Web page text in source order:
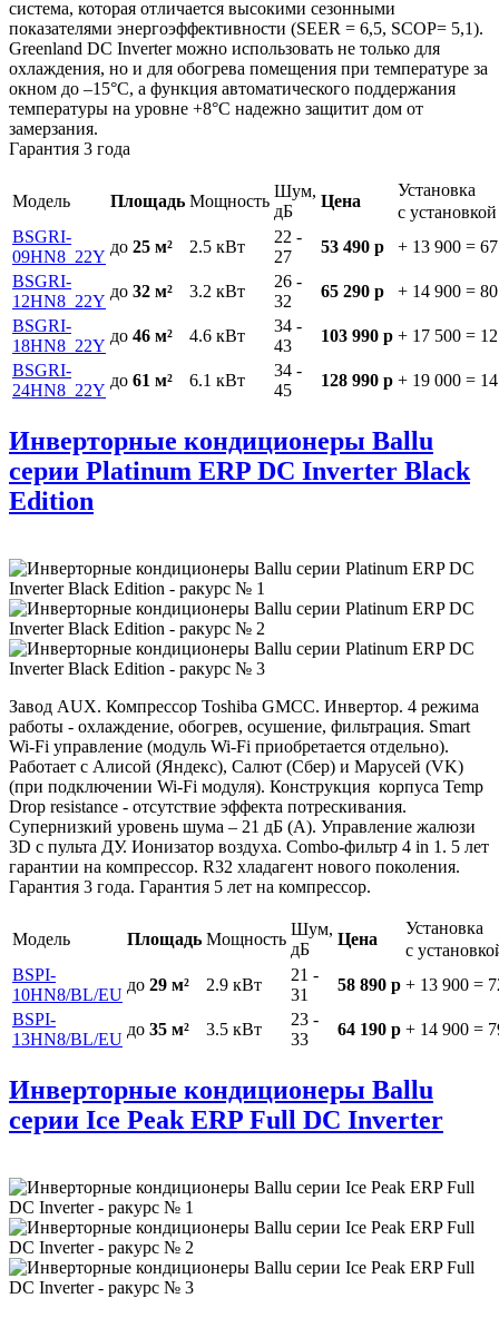
система, которая отличается высокими сезонными
показателями энергоэффективности (SEER = 6,5, SCOP= 5,1).
Greenland DС Inverter можно использовать не только для
охлаждения, но и для обогрева помещения при температуре за
окном до –15°C, а функция автоматического поддержания
температуры на уровне +8°C надежно защитит дом от
замерзания.
Гарантия 3 года
Модель Площадь Мощность
Шум,
дБ
Цена
Установка
с
BSGRI-
09HN8_22Y
до 25 м² 2.5 кВт
22 -
27
53 490 р + 13 900 =
BSGRI-
12HN8_22Y
до 32 м² 3.2 кВт
26 -
32
65 290 р + 14 900 =
BSGRI-
18HN8_22Y
до 46 м² 4.6 кВт
34 -
43
103 990 р + 17 500 =
BSGRI-
24HN8_22Y
до 61 м² 6.1 кВт
34 -
45
128 990 р + 19 000 =
Инверторные кондиционеры Ballu
серии Platinum ERP DC Inverter Black
Edition
Завод AUX. Компрессор Toshiba GMCC. Инвертор. 4 режима
работы - охлаждение, обогрев, осушение, фильтрация. Smart
Wi-Fi управление (модуль Wi-Fi приобретается отдельно).
Работает с Алисой (Яндекс), Салют (Сбер) и Марусей (VK)
(при подключении Wi-Fi модуля). Конструкция корпуса Temp
Drop resistance - отсутствие эффекта потрескивания.
Супернизкий уровень шума – 21 дБ (А). Управление жалюзи
3D с пульта ДУ. Ионизатор воздуха. Combo-фильтр 4 in 1. 5 лет
гарантии на компрессор. R32 хладагент нового поколения.
Гарантия 3 года. Гарантия 5 лет на компрессор.
Модель Площадь Мощность
Шум,
дБ
Цена
Установка
с
BSPI-
10HN8/BL/EU
до 29 м² 2.9 кВт
21 -
31
58 890 р + 13 900 =
BSPI-
13HN8/BL/EU
до 35 м² 3.5 кВт
23 -
33
64 190 р + 14 900 =
Инверторные кондиционеры Ballu
серии Ice Peak ERP Full DC Inverter